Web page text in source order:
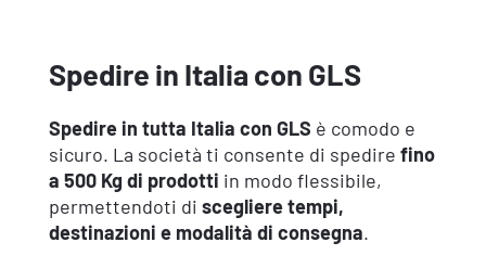
Spedire in Italia con GLS
Spedire in tutta Italia con GLS è comodo e
sicuro. La società ti consente di spedire fino
a 500 Kg di prodotti in modo flessibile,
permettendoti di scegliere tempi,
destinazioni e modalità di consegna.